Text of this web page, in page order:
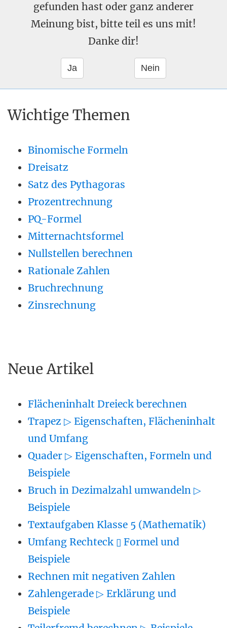
gefunden hast oder ganz anderer
Meinung bist, bitte teil es uns mit!
Danke dir!
Wichtige Themen
Binomische Formeln
Dreisatz
Satz des Pythagoras
Prozentrechnung
PQ-Formel
Mitternachtsformel
Nullstellen berechnen
Rationale Zahlen
Bruchrechnung
Zinsrechnung
Neue Artikel
Flächeninhalt Dreieck berechnen
Trapez ▷ Eigenschaften, Flächeninhalt
und Umfang
Quader ▷ Eigenschaften, Formeln und
Beispiele
Bruch in Dezimalzahl umwandeln ▷
Beispiele
Textaufgaben Klasse 5 (Mathematik)
Umfang Rechteck ▯ Formel und
Beispiele
Rechnen mit negativen Zahlen
Zahlengerade ▷ Erklärung und
Beispiele